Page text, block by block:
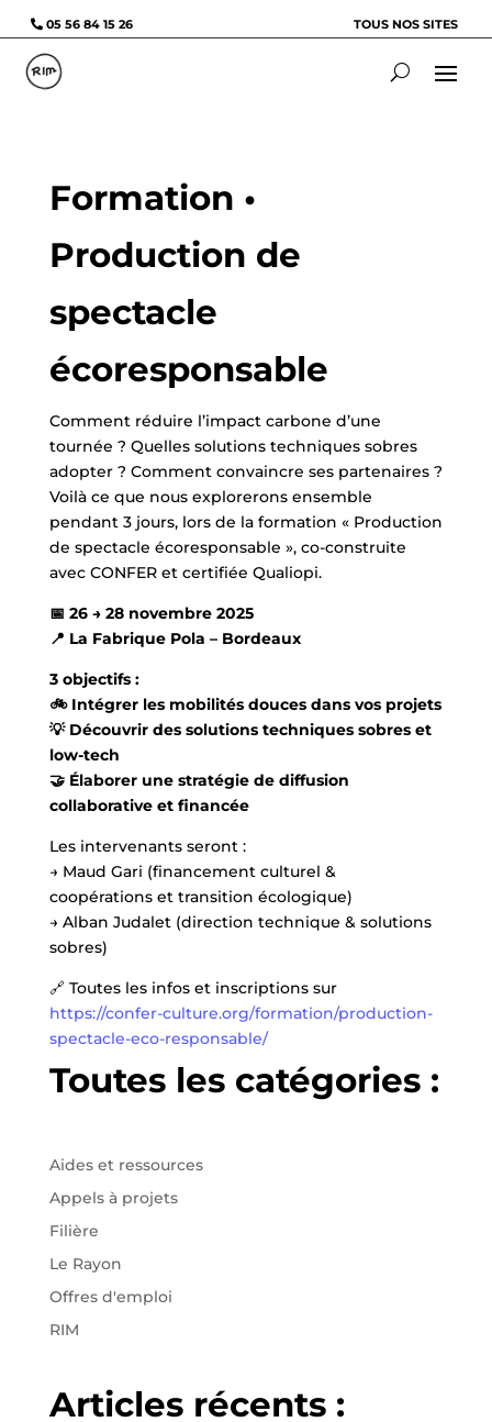
05 56 84 15 26 TOUS NOS SITES
Formation •
Production de
spectacle
écoresponsable
Comment réduire l’impact carbone d’une
tournée ? Quelles solutions techniques sobres
adopter ? Comment convaincre ses partenaires ?
Voilà ce que nous explorerons ensemble
pendant 3 jours, lors de la formation « Production
de spectacle écoresponsable », co-construite
avec CONFER et certifiée Qualiopi.
📅 26 → 28 novembre 2025
📍 La Fabrique Pola – Bordeaux
3 objectifs :
🚲 Intégrer les mobilités douces dans vos projets
💡 Découvrir des solutions techniques sobres et
low-tech
🤝 Élaborer une stratégie de diffusion
collaborative et financée
Les intervenants seront :
→ Maud Gari (financement culturel &
coopérations et transition écologique)
→ Alban Judalet (direction technique & solutions
sobres)
🔗 Toutes les infos et inscriptions sur
https://confer-culture.org/formation/production-
spectacle-eco-responsable/
Toutes les catégories :
Aides et ressources
Appels à projets
Filière
Le Rayon
Offres d'emploi
RIM
Articles récents :